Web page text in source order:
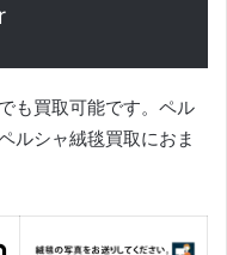
も買取可能です。ペル
ルシャ絨毯買取におま